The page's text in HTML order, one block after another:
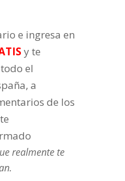
e ingresa en
y te
el
a
de los
realmente te